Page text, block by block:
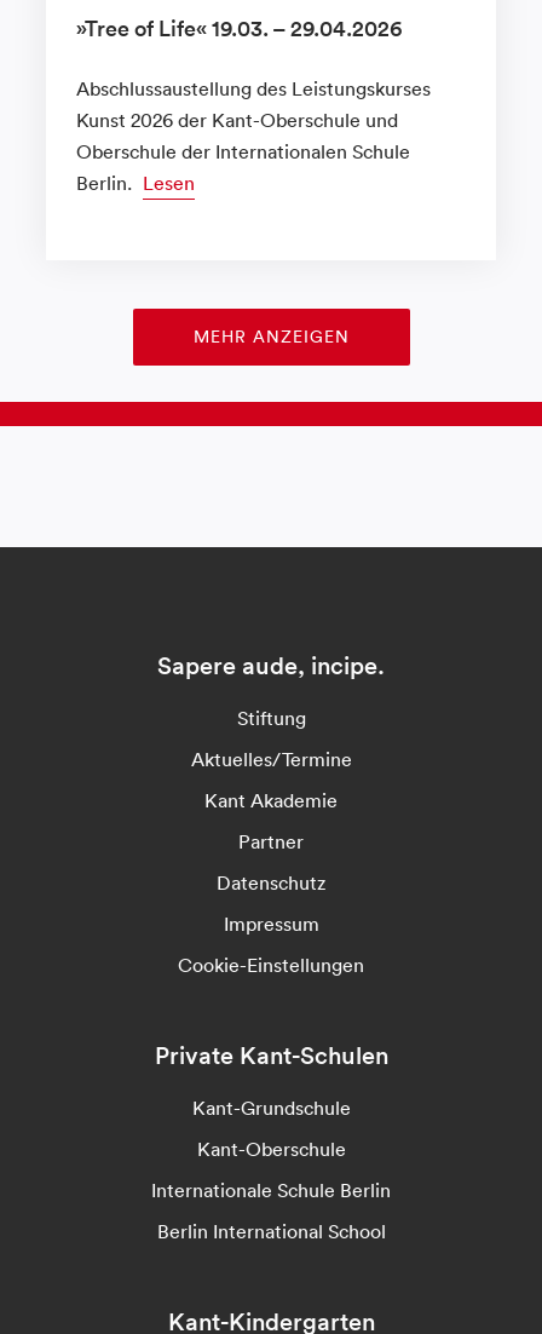
»Tree of Life« 19.03. – 29.04.2026
Abschlussaustellung des Leistungskurses
Kunst 2026 der Kant-Oberschule und
Oberschule der Internationalen Schule
Berlin. Lesen
MEHR ANZEIGEN
Sapere aude, incipe.
Stiftung
Aktuelles/Termine
Kant Akademie
Partner
Datenschutz
Impressum
Cookie-Einstellungen
Private Kant-Schulen
Kant-Grundschule
Kant-Oberschule
Internationale Schule Berlin
Berlin International School
Kant-Kindergarten